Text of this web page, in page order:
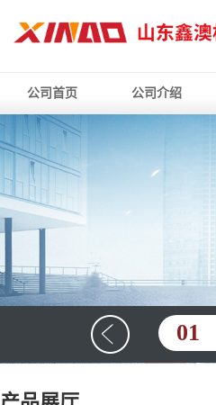
公司首页 公司介绍
01